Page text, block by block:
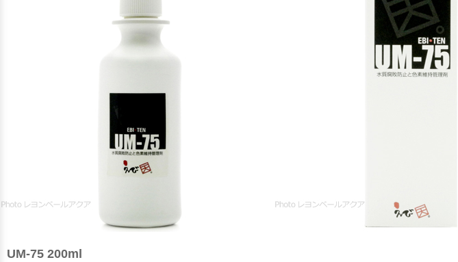
UM-75 200ml